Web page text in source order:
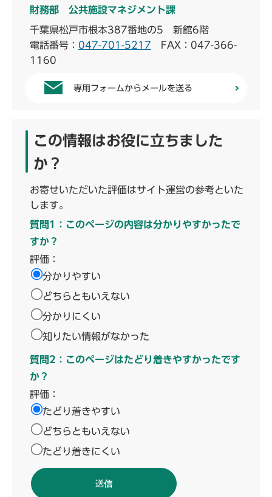
財務部 公共施設マネジメント課
千葉県松戸市根本387番地の5 新館6階
電話番号： 047-701-5217 FAX：047-366-
1160
専用フォームからメールを送る
この情報はお役に立ちました
か？
お寄せいただいた評価はサイト運営の参考といた
します。
質問1：このページの内容は分かりやすかったで
すか？
評価：
分かりやすい
どちらともいえない
分かりにくい
知りたい情報がなかった
質問2：このページはたどり着きやすかったです
か？
評価：
たどり着きやすい
どちらともいえない
たどり着きにくい